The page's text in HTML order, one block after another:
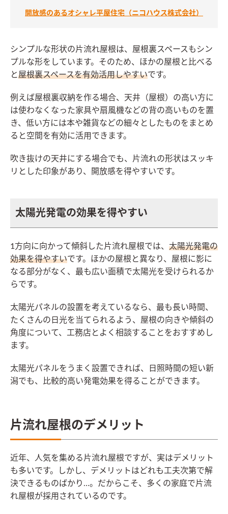
開放感のあるオシャレ平屋住宅（ニコハウス株式会社）
シンプルな形状の片流れ屋根は、屋根裏スペースもシン
プルな形をしています。そのため、ほかの屋根と比べる
と屋根裏スペースを有効活用しやすいです。
例えば屋根裏収納を作る場合、天井（屋根）の高い方に
は使わなくなった家具や扇風機などの背の高いものを置
き、低い方には本や雑貨などの細々としたものをまとめ
ると空間を有効に活用できます。
吹き抜けの天井にする場合でも、片流れの形状はスッキ
リとした印象があり、開放感を得やすいです。
太陽光発電の効果を得やすい
1方向に向かって傾斜した片流れ屋根では、 太陽光発電の
効果を得やすいです。ほかの屋根と異なり、屋根に影に
なる部分がなく、最も広い面積で太陽光を受けられるか
らです。
太陽光パネルの設置を考えているなら、最も長い時間、
たくさんの日光を当てられるよう、屋根の向きや傾斜の
角度について、工務店とよく相談することをおすすめし
ます。
太陽光パネルをうまく設置できれば、日照時間の短い新
潟でも、比較的高い発電効果を得ることができます。
片流れ屋根のデメリット
近年、人気を集める片流れ屋根ですが、実はデメリット
も多いです。しかし、デメリットはどれも工夫次第で解
決できるものばかり…。だからこそ、多くの家庭で片流
れ屋根が採用されているのです。